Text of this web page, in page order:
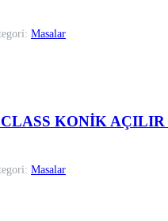
Masalar
KONİK AÇILIR
Masalar